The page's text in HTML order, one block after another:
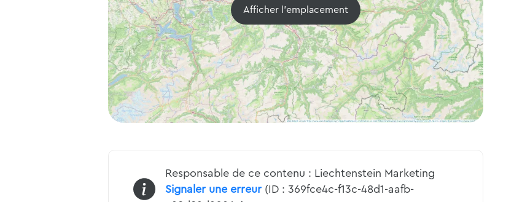
Afficher l'emplacement
Responsable de ce contenu : Liechtenstein Marketing
Signaler une erreur(ID : 369fce4c-f13c-48d1-aafb-